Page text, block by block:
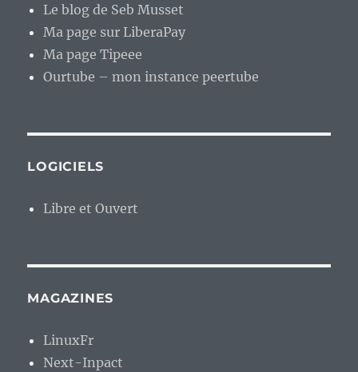
Le blog de Seb Musset
Ma page sur LiberaPay
Ma page Tipeee
Ourtube – mon instance peertube
LOGICIELS
Libre et Ouvert
MAGAZINES
LinuxFr
Next-Inpact